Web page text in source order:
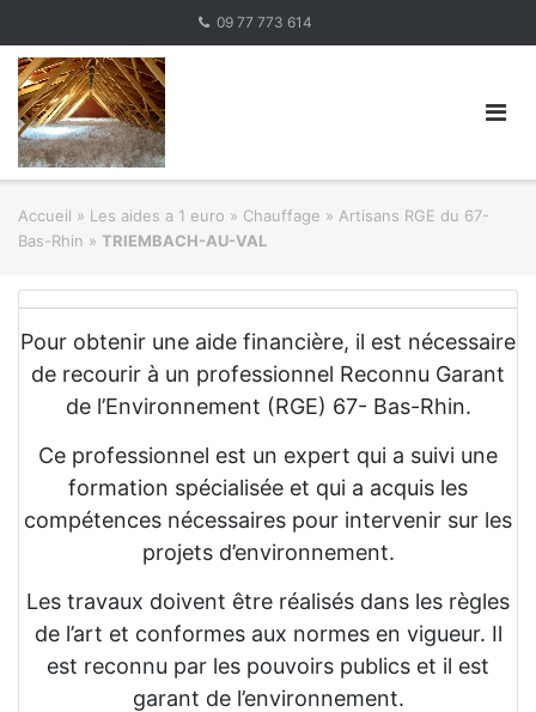
content
09 77 773 614
Accueil » Les aides a 1 euro » Chauffage » Artisans RGE du 67-
Bas-Rhin » TRIEMBACH-AU-VAL
Pour obtenir une aide financière, il est nécessaire
de recourir à un professionnel Reconnu Garant
de l’Environnement (RGE) 67- Bas-Rhin.
Ce professionnel est un expert qui a suivi une
formation spécialisée et qui a acquis les
compétences nécessaires pour intervenir sur les
projets d’environnement.
Les travaux doivent être réalisés dans les règles
de l’art et conformes aux normes en vigueur. Il
est reconnu par les pouvoirs publics et il est
garant de l’environnement.